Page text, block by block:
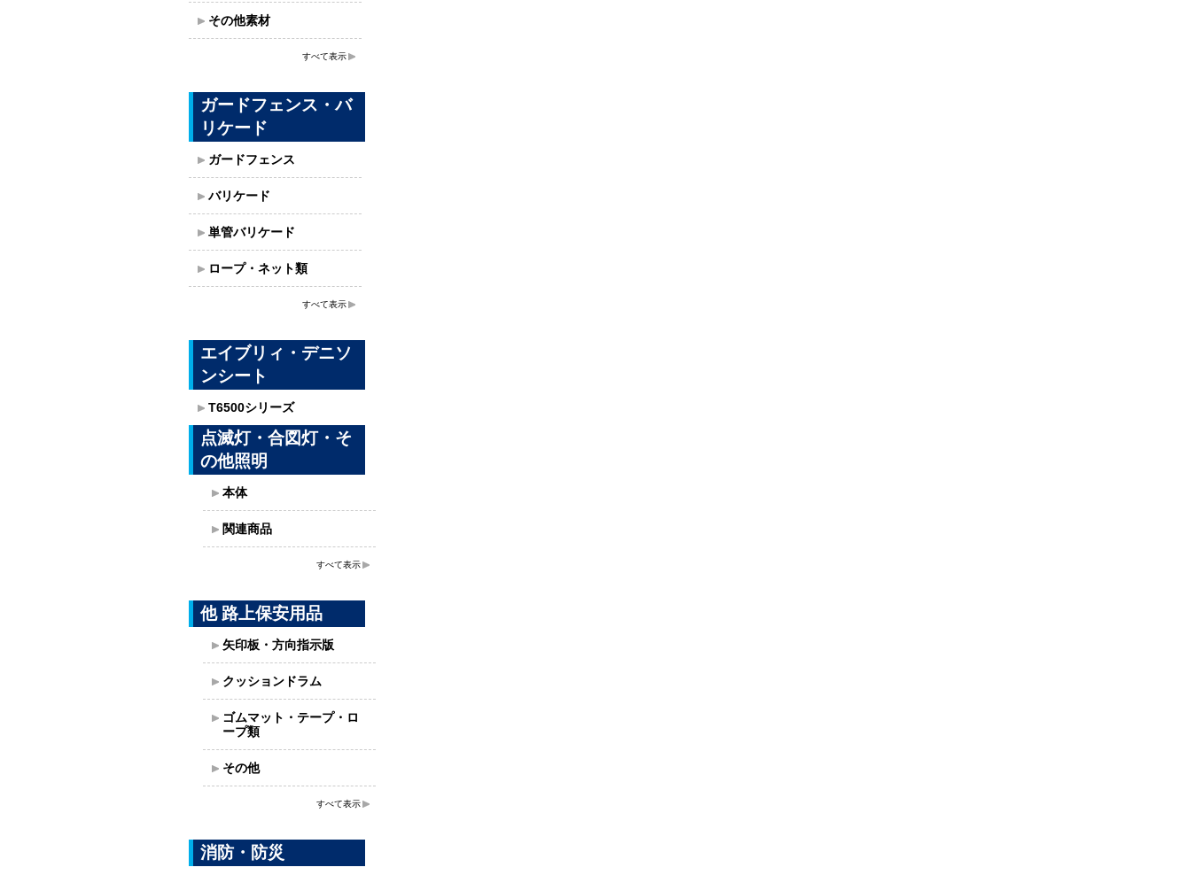
その他素材
すべて表示
ガードフェンス・バ
リケード
ガードフェンス
バリケード
単管バリケード
ロープ・ネット類
すべて表示
エイブリィ・デニソ
ンシート
T6500シリーズ
点滅灯・合図灯・そ
の他照明
本体
関連商品
すべて表示
他 路上保安用品
矢印板・方向指示版
クッションドラム
ゴムマット・テープ・ロ
ープ類
その他
すべて表示
消防・防災